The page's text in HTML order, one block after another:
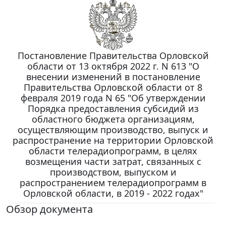
Постановление Правительства Орловской
области от 13 октября 2022 г. N 613 "О
внесении изменений в постановление
Правительства Орловской области от 8
февраля 2019 года N 65 "Об утверждении
Порядка предоставления субсидий из
областного бюджета организациям,
осуществляющим производство, выпуск и
распространение на территории Орловской
области телерадиопрограмм, в целях
возмещения части затрат, связанных с
производством, выпуском и
распространением телерадиопрограмм в
Орловской области, в 2019 - 2022 годах"
Обзор документа